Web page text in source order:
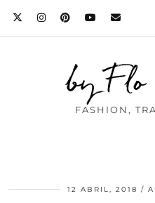
by
FASHION,
12 ABRIL, 2018